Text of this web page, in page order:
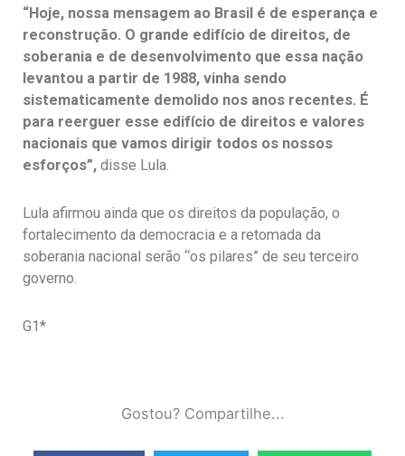
“Hoje, nossa mensagem ao Brasil é de esperança e
reconstrução. O grande edifício de direitos, de
soberania e de desenvolvimento que essa nação
levantou a partir de 1988, vinha sendo
sistematicamente demolido nos anos recentes. É
para reerguer esse edifício de direitos e valores
nacionais que vamos dirigir todos os nossos
esforços”, disse Lula.
Lula afirmou ainda que os direitos da população, o
fortalecimento da democracia e a retomada da
soberania nacional serão “os pilares” de seu terceiro
governo.
G1*
Gostou? Compartilhe...